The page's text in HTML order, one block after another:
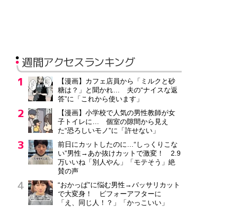
週間アクセスランキング
【漫画】カフェ店員から「ミルクと砂
糖は？」と聞かれ… 夫の“ナイスな返
答”に「これから使います」
【漫画】小学校で人気の男性教師が女
子トイレに… 個室の隙間から見え
た“恐ろしいモノ”に「許せない」
前日にカットしたのに…“しっくりこな
い”男性→あか抜けカットで激変！ 2.9
万いいね「別人やん」「モテそう」絶
賛の声
“おかっぱ”に悩む男性→バッサリカット
で大変身！ ビフォーアフターに
「え、同じ人！？」「かっこいい」